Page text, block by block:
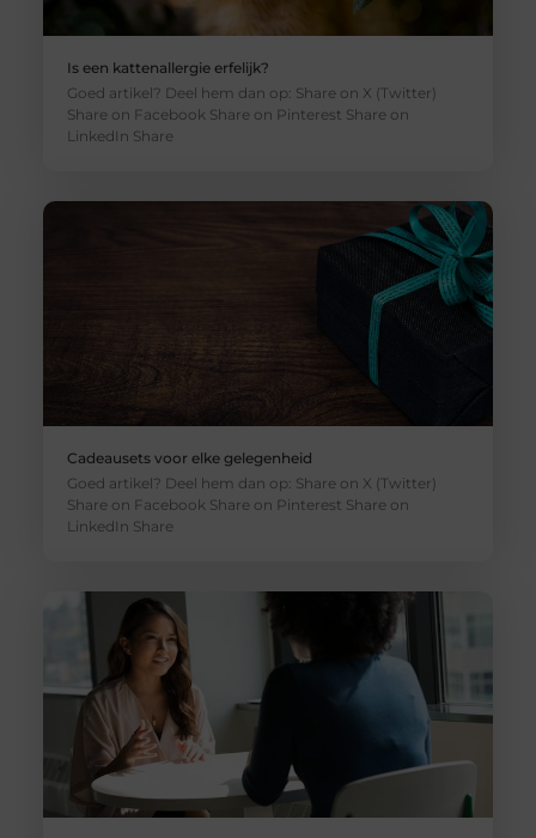
Is een kattenallergie erfelijk?
Goed artikel? Deel hem dan op: Share on X (Twitter)
Share on Facebook Share on Pinterest Share on
LinkedIn Share
Cadeausets voor elke gelegenheid
Goed artikel? Deel hem dan op: Share on X (Twitter)
Share on Facebook Share on Pinterest Share on
LinkedIn Share